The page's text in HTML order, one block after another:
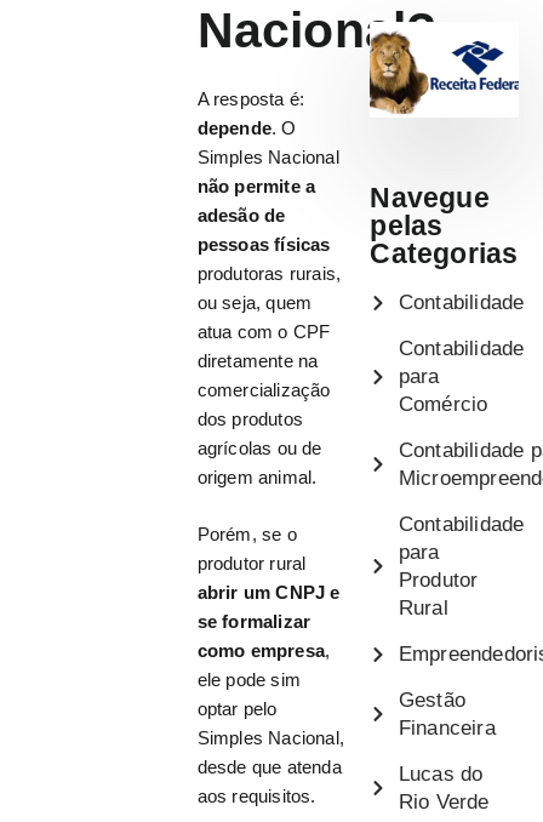
Nacional?
A resposta é:
depende. O
Simples Nacional
não permite a
adesão de
pessoas físicas
produtoras rurais,
ou seja, quem
atua com o CPF
diretamente na
comercialização
dos produtos
agrícolas ou de
origem animal.
Porém, se o
produtor rural
abrir um CNPJ e
se formalizar
como empresa,
ele pode sim
optar pelo
Simples Nacional,
desde que atenda
aos requisitos.
Navegue
pelas
Categorias
Contabilidade
Contabilidade
para
Comércio
Contabilidade
Contabilidade
para
Produtor
Rural
Gestão
Financeira
Lucas do
Rio Verde